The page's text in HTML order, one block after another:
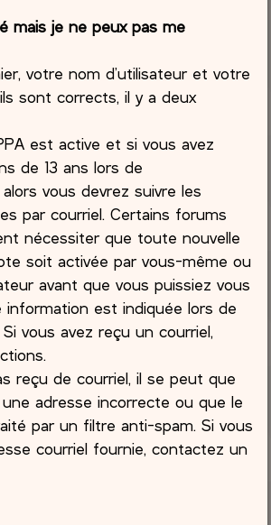
mais je ne peux pas me
votre nom d’utilisateur et votre
sont corrects, il y a deux
est active et si vous avez
de 13 ans lors de
vous devrez suivre les
par courriel. Certains forums
nécessiter que toute nouvelle
soit activée par vous-même ou
avant que vous puissiez vous
est indiquée lors de
vous avez reçu un courriel,
reçu de courriel, il se peut que
adresse incorrecte ou que le
par un filtre anti-spam. Si vous
courriel fournie, contactez un